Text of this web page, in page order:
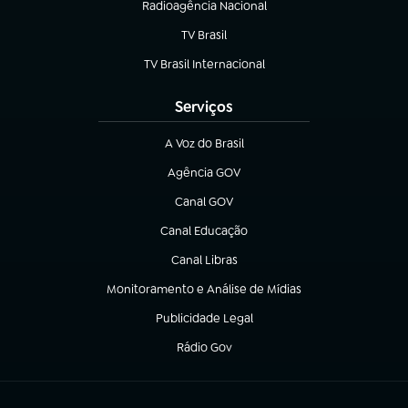
Radioagência Nacional
(abre em nova aba)
TV Brasil
(abre em nova aba)
TV Brasil Internacional
(abre em nova aba)
Serviços
A Voz do Brasil
(abre em nova aba)
Agência GOV
(abre em nova aba)
Canal GOV
(abre em nova aba)
Canal Educação
(abre em nova aba)
Canal Libras
(abre em nova aba)
Monitoramento e Análise de Mídias
(abre em nova aba)
Publicidade Legal
(abre em nova aba)
Rádio Gov
(abre em nova aba)